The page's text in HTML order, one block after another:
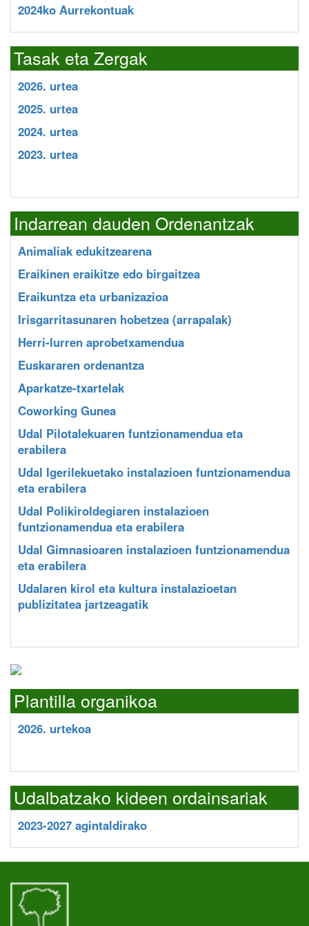
2024ko Aurrekontuak
Tasak eta Zergak
2026. urtea
2025. urtea
2024. urtea
2023. urtea
Indarrean dauden Ordenantzak
Animaliak edukitzearena
Eraikinen eraikitze edo birgaitzea
Eraikuntza eta urbanizazioa
Irisgarritasunaren hobetzea (arrapalak)
Herri-lurren aprobetxamendua
Euskararen ordenantza
Aparkatze-txartelak
Coworking Gunea
Udal Pilotalekuaren funtzionamendua eta
erabilera
Udal Igerilekuetako instalazioen funtzionamendua
eta erabilera
Udal Polikiroldegiaren instalazioen
funtzionamendua eta erabilera
Udal Gimnasioaren instalazioen funtzionamendua
eta erabilera
Udalaren kirol eta kultura instalazioetan
publizitatea jartzeagatik
Plantilla organikoa
2026. urtekoa
Udalbatzako kideen ordainsariak
2023-2027 agintaldirako